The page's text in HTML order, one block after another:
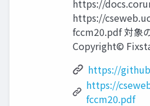
https://
https://
fccm20.pdf 対象
Copyright©
https://
https://
fccm20.pdf